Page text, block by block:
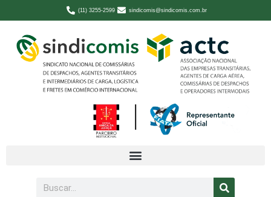
(11) 3255-2599 sindicomis@sindicomis.com.br